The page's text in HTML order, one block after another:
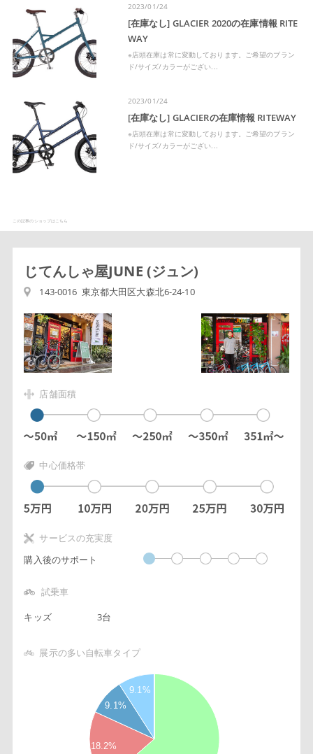
2023/01/24
[在庫なし] GLACIER 2020の在庫情報 RITE
WAY
※店頭在庫は常に変動しております。ご希望のブラン
ド/サイズ/カラーがござい...
2023/01/24
[在庫なし] GLACIERの在庫情報 RITEWAY
※店頭在庫は常に変動しております。ご希望のブラン
ド/サイズ/カラーがござい...
この記事のショップはこちら
じてんしゃ屋JUNE (ジュン)
143-0016 東京都大田区大森北6-24-10
店舗面積
中心価格帯
サービスの充実度
購入後のサポート
試乗車
キッズ 3台
展示の多い自転車タイプ
18.2%
9.1%
9.1%